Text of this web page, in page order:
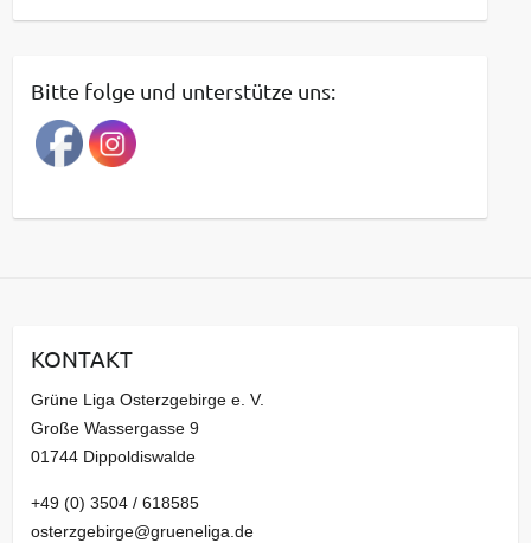
e
r
a
g
a
v
Bitte folge und unterstütze uns:
KONTAKT
Grüne Liga Osterzgebirge e. V.
Große Wassergasse 9
01744 Dippoldiswalde
+49 (0) 3504 / 618585
osterzgebirge@grueneliga.de